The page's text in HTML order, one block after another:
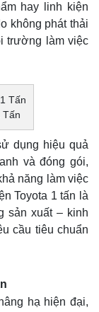
hay linh kiện
không phát thải
trường làm việc
Tấn
dụng hiệu quả
và đóng gói,
năng làm việc
Toyota 1 tấn là
sản xuất – kinh
cầu tiêu chuẩn
hạ hiện đại,